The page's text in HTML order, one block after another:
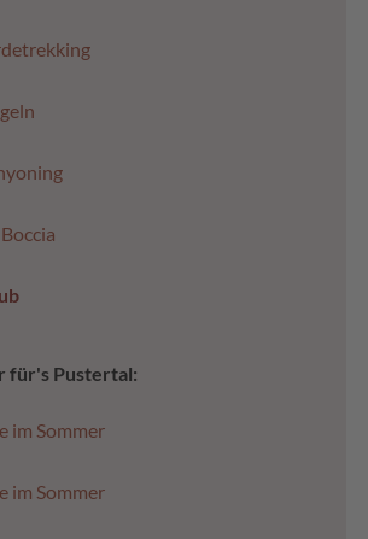
für's Pustertal:
im Sommer
im Sommer